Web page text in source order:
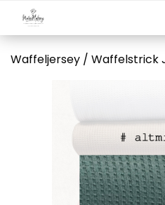
Waffeljersey / Waffelstrick